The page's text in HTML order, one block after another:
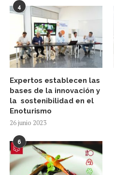
4
Expertos establecen las
bases de la innovación y
la sostenibilidad en el
Enoturismo
26 junio 2023
6